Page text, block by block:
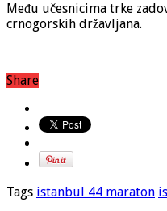
Među učesnicima trke
crnogorskih državljana.
Share
Tags istanbul 44 maraton